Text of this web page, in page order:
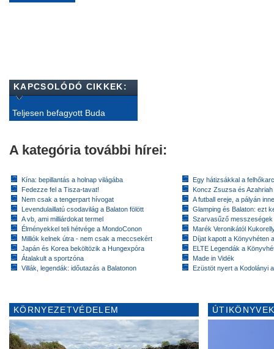
KAPCSOLÓDÓ CIKKEK:
Teljesen befagyott Buda
A kategória további hírei:
Kína: bepillantás a holnap világába
Fedezze fel a Tisza-tavat!
Nem csak a tengerpart hívogat
Levendulaillatú csodavilág a Balaton fölött
A vb, ami milliárdokat termel
Élményekkel teli hétvége a MondoConon
Milliók kelnek útra - nem csak a meccsekért
Japán és Korea beköltözik a Hungexpóra
Átalakult a sportzóna
Villák, legendák: időutazás a Balatonon
Egy hátizsákkal a
Koncz Zsuzsa és
A futball ereje, a pályán
Glamping és Balaton: ezt
Szarvasűző messzeségek
Marék Veronikától
Díjat kapott a Könyvhéten
ELTE Legendák a
Made in Vidék
Ezüstöt nyert a Kodolányi
KÖRNYEZETVÉDELEM